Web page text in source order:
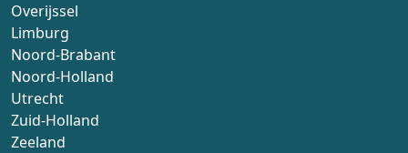
Overijssel
Limburg
Noord-Brabant
Noord-Holland
Utrecht
Zuid-Holland
Zeeland